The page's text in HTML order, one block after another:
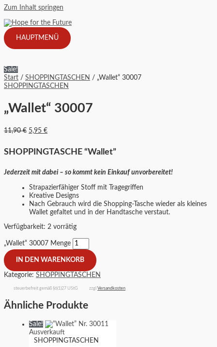
Zum Inhalt springen
HAUPTMENÜ
Sale!
Start / SHOPPINGTASCHEN / „Wallet“ 30007
SHOPPINGTASCHEN
„Wallet“ 30007
11,90€ 5,95 €
SHOPPINGTASCHE “Wallet”
Jederzeit mit dabei – so kommt kein Einkauf unvorbereitet!
Strapazierfähiger Stoff mit Tragegriffen
Kreative Designs
Nach Gebrauch wird die Shopping-Tasche wieder als kleines
Wallet gefaltet und in der Handtasche verstaut.
Verfügbarkeit: 2 vorrätig
„Wallet“ 30007 Menge
IN DEN WARENKORB
Kategorie: SHOPPINGTASCHEN
steuerbefreit gemäß §6(1)27 UStG zzgl Versandkosten
Ähnliche Produkte
Sale!
Ausverkauft
SHOPPINGTASCHEN